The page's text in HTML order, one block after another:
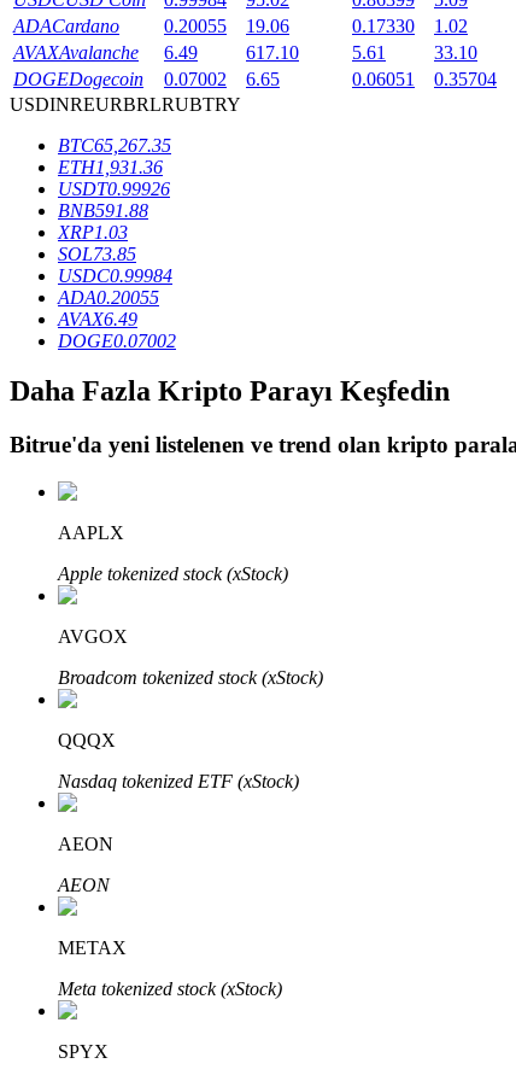
Staking
Yüksek getiri ve anında erişim
Launchpool
Krediler
Kripto destekli borçlanma hizmeti
ADACardano 0.20055 19.06 0.17330 1.02
AVAXAvalanche 6.49 617.10 5.61 33.10
DOGEDogecoin 0.07002 6.65 0.06051 0.35704
USDINREURBRLRUBTRY
BTC65,267.35
ETH1,931.36
USDT0.99926
BNB591.88
XRP1.03
SOL73.85
USDC0.99984
ADA0.20055
AVAX6.49
DOGE0.07002
Daha Fazla Kripto Parayı Keşfedin
Bitrue'da yeni listelenen ve trend olan kripto
AAPLX
Apple tokenized stock (xStock)
AVGOX
Broadcom tokenized stock (xStock)
QQQX
Nasdaq tokenized ETF (xStock)
AEON
AEON
METAX
Meta tokenized stock (xStock)
SPYX